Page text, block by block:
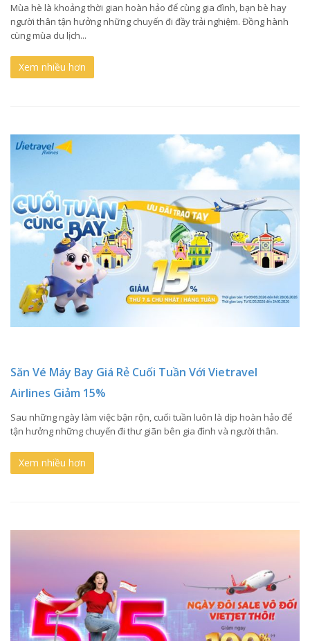
Mùa hè là khoảng thời gian hoàn hảo để cùng gia đình, bạn bè hay
người thân tận hưởng những chuyến đi đầy trải nghiệm. Đồng hành
cùng mùa du lịch...
Xem nhiều hơn
Săn Vé Máy Bay Giá Rẻ Cuối Tuần Với Vietravel
Airlines Giảm 15%
Sau những ngày làm việc bận rộn, cuối tuần luôn là dịp hoàn hảo để
tận hưởng những chuyến đi thư giãn bên gia đình và người thân.
Xem nhiều hơn